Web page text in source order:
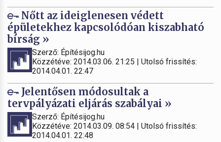
Nőtt az ideiglenesen védett
épületekhez kapcsolódóan kiszabható
bírság »
Szerző: Építésijog.hu
Közzétéve: 2014.03.06. 21:25 | Utolsó frissítés:
2014.04.01. 22:47
Jelentősen módosultak a
tervpályázati eljárás szabályai »
Szerző: Építésijog.hu
Közzétéve: 2014.03.09. 08:54 | Utolsó frissítés:
2014.04.01. 22:48